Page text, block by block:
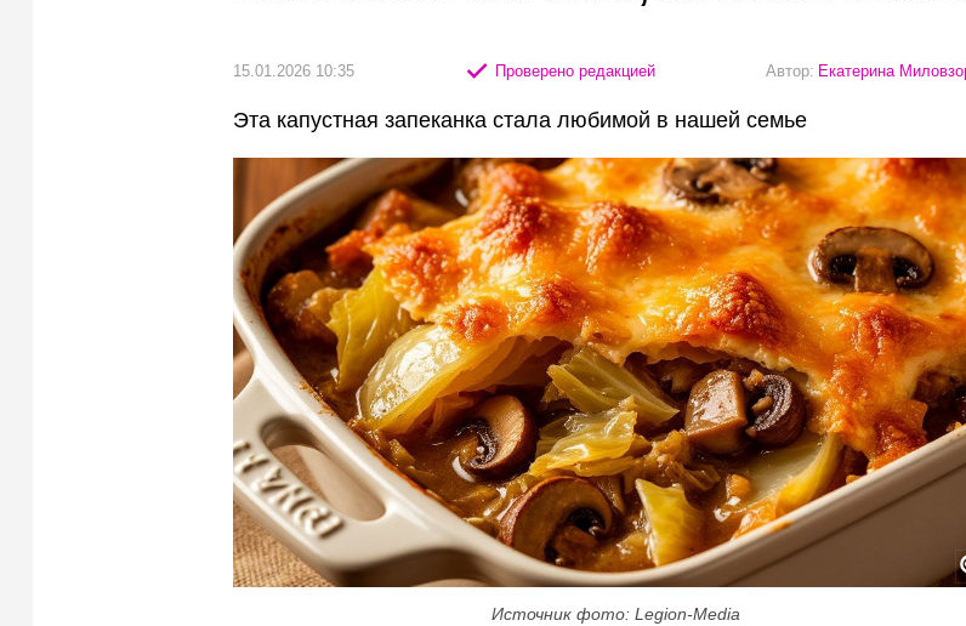
15.01.2026 10:35 Проверено редакцией Автор: Екатерина
Эта капустная запеканка стала любимой в нашей семье
Источник фото: Legion-Media